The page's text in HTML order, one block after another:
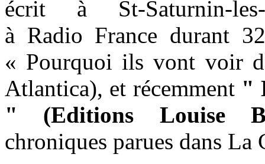
écrit à St-Saturnin-
à Radio France durant
« Pourquoi ils vont voir
Atlantica), et récemment "
" (Editions Louise
chroniques parues dans La